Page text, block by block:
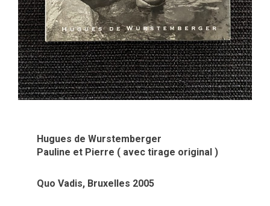
Hugues de Wurstemberger
Pauline et Pierre ( avec tirage original )
Quo Vadis, Bruxelles 2005